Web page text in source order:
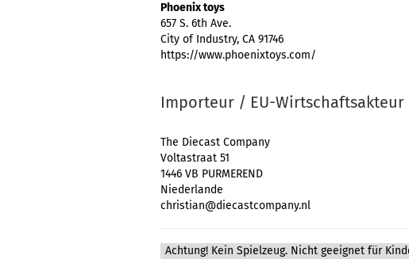
Phoenix toys
657 S. 6th Ave.
City of Industry, CA 91746
https://www.phoenixtoys.com/
Importeur / EU-Wirtschaftsakteur
The Diecast Company
Voltastraat 51
1446 VB PURMEREND
Niederlande
christian@diecastcompany.nl
Achtung! Kein Spielzeug. Nicht geeignet für